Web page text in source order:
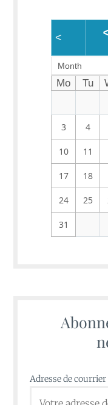
<
Month
Mo Tu
3 4
10 11
17 18
24 25
31
Adresse de